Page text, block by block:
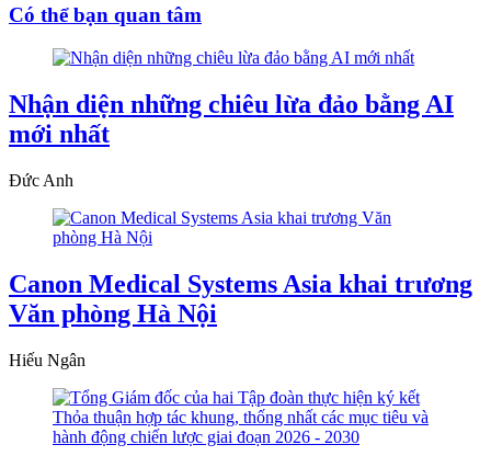
Có thể bạn quan tâm
Nhận diện những chiêu lừa đảo bằng AI
mới nhất
Đức Anh
Canon Medical Systems Asia khai trương
Văn phòng Hà Nội
Hiếu Ngân